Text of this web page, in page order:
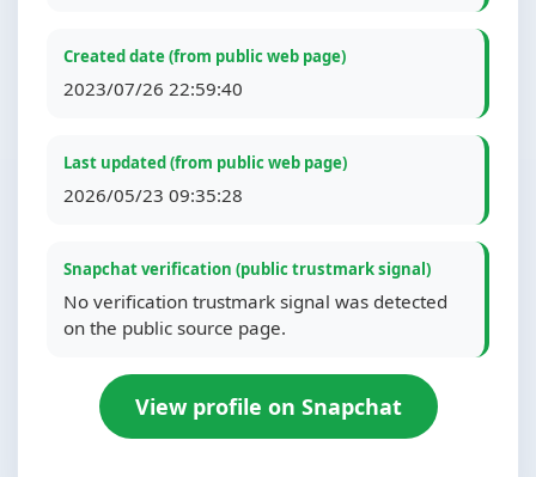
Created date (from public web page)
2023/07/26 22:59:40
Last updated (from public web page)
2026/05/23 09:35:28
Snapchat verification (public trustmark signal)
No verification trustmark signal was detected
on the public source page.
View profile on Snapchat